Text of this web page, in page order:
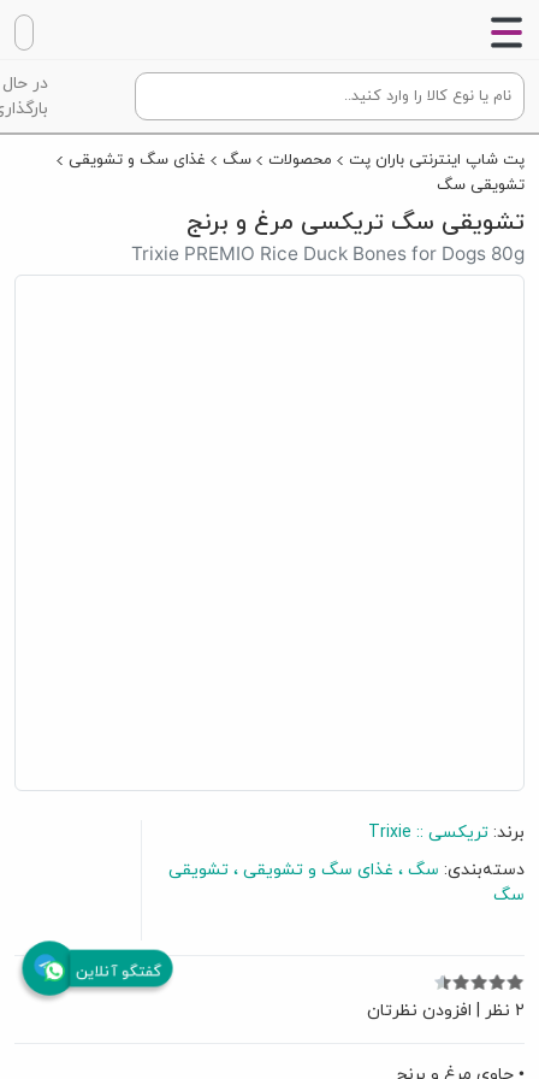
در حال
پت شاپ اینترنتی باران پت محصولات سگ
غذای سگ و تشویقی
تشویقی سگ
تشویقی سگ تریکسی مرغ و برنج
Trixie PREMIO Rice Duck Bones for Dogs 80g
برند: تریکسی :: Trixie
دسته‌بندی: سگ غذای سگ و تشویقی
تشویقی
سگ
2 نظر افزودن نظرتان
• حاوی مرغ و برنج
گفتگو آنلاین